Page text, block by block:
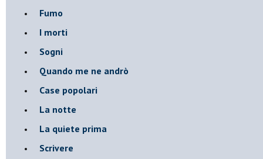
Fumo
I morti
Sogni
Quando me ne andrò
Case popolari
La notte
La quiete prima
Scrivere